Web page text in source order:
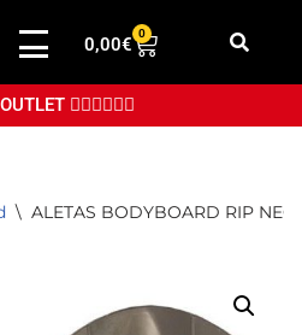
0,00€
0
OUTLET 👈🏼👈🏼👈🏼
\ ALETAS BODYBOARD RIP